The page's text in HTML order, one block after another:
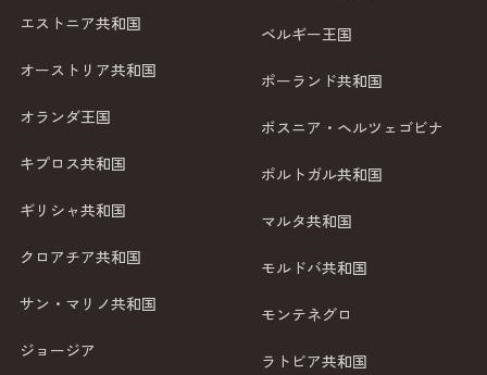
エストニア共和国
オーストリア共和国
オランダ王国
キプロス共和国
ギリシャ共和国
クロアチア共和国
サン・マリノ共和国
ジョージア
ベルギー王国
ポーランド共和国
ボスニア・ヘルツェゴビナ
ポルトガル共和国
マルタ共和国
モルドバ共和国
モンテネグロ
ラトビア共和国